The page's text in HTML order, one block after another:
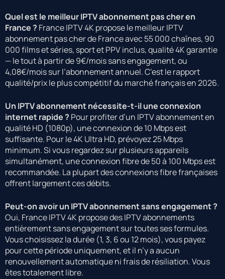
Quel est le meilleur IPTV abonnement pas cher en
France ? France IPTV 4K propose le meilleur IPTV
abonnement pas cher de France avec 55 000 chaînes, 90
000 films et séries, sport et PPV inclus, qualité 4K garantie
— le tout à partir de 9€/mois sans engagement, ou
4,08€/mois sur l’abonnement annuel. C’est le rapport
qualité/prix le plus compétitif du marché français en 2026.
Un IPTV abonnement nécessite-t-il une connexion
internet rapide ? Pour profiter d’un IPTV abonnement en
qualité HD (1080p), une connexion de 10 Mbps est
suffisante. Pour le 4K Ultra HD, prévoyez 25 Mbps
minimum. Si vous regardez sur plusieurs appareils
simultanément, une connexion fibre de 50 à 100 Mbps est
recommandée. La plupart des connexions fibre françaises
offrent largement ces débits.
Peut-on avoir un IPTV abonnement sans engagement ?
Oui, France IPTV 4K propose des IPTV abonnements
entièrement sans engagement sur toutes ses formules.
Vous choisissez la durée (1, 3, 6 ou 12 mois), vous payez
pour cette période uniquement, et il n’y a aucun
renouvellement automatique ni frais de résiliation. Vous
êtes totalement libre.